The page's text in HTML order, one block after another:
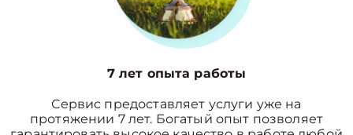
7 лет опыта работы
Сервис предоставляет услуги уже на
протяжении 7 лет. Богатый опыт позволяет